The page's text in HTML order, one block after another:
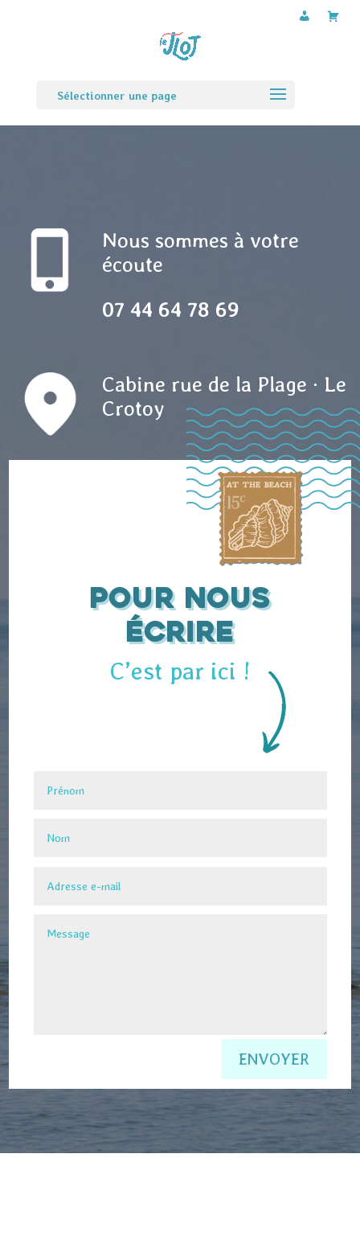
Sélectionner une page
Nous sommes à votre
écoute
07 44 64 78 69
Cabine rue de la Plage · Le
Crotoy
Pour nous
écrire
C’est par ici !
ENVOYER